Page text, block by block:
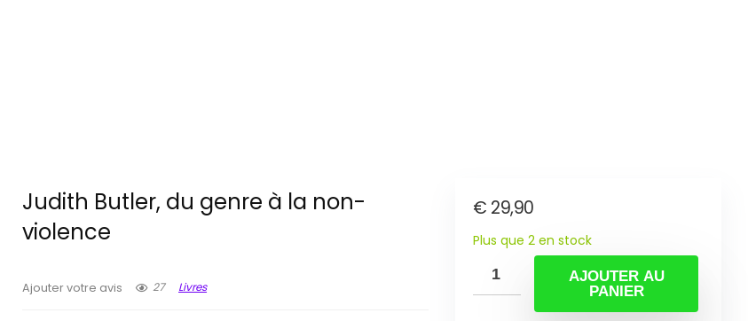
Judith Butler, du genre à la non-
violence
Ajouter votre avis 27 Livres
€ 29,90
Plus que 2 en stock
AJOUTER AU
PANIER